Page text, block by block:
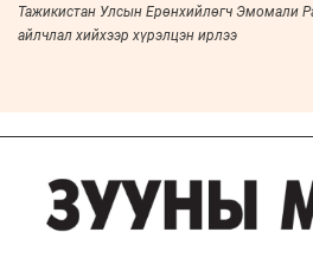
Тажикистан Улсын Ерөнхийлөгч Эмомали
айлчлал хийхээр хүрэлцэн ирлээ